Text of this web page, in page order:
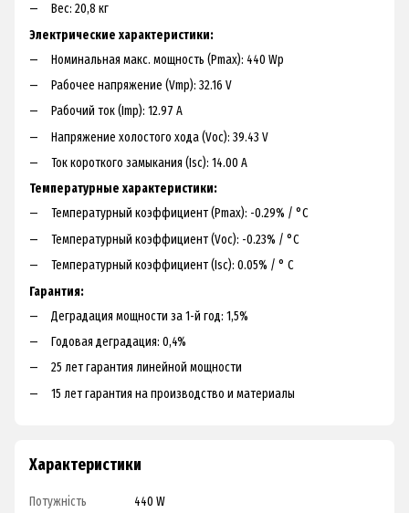
Вес: 20,8 кг
Электрические характеристики:
Номинальная макс. мощность (Pmax): 440 Wp
Рабочее напряжение (Vmp): 32.16 V
Рабочий ток (Imp): 12.97 A
Напряжение холостого хода (Voc): 39.43 V
Ток короткого замыкания (Isc): 14.00 A
Температурные характеристики:
Температурный коэффициент (Pmax): -0.29% / °C
Температурный коэффициент (Voc): -0.23% / °C
Температурный коэффициент (Isc): 0.05% / ° C
Гарантия:
Деградация мощности за 1-й год: 1,5%
Годовая деградация: 0,4%
25 лет гарантия линейной мощности
15 лет гарантия на производство и материалы
Характеристики
Потужність
440 W